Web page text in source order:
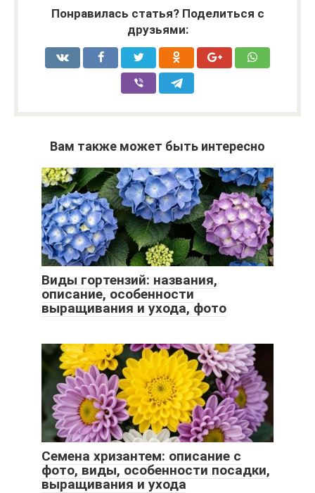
Понравилась статья? Поделиться с
друзьями:
Вам также может быть интересно
Виды гортензий: названия,
описание, особенности
выращивания и ухода, фото
Семена хризантем: описание с
фото, виды, особенности посадки,
выращивания и ухода